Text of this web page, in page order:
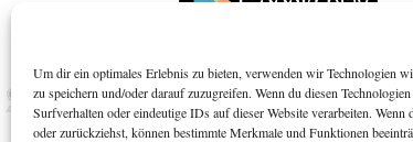
Um dir ein optimales Erlebnis zu bieten, verwenden wir Technologien
zu speichern und/oder darauf zuzugreifen. Wenn du diesen
Surfverhalten oder eindeutige IDs auf dieser Website verarbeiten.
oder zurückziehst, können bestimmte Merkmale und Funktionen
Suchen